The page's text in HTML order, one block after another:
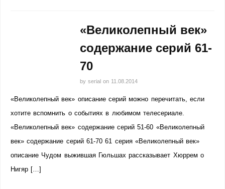
«Великолепный век»
содержание серий 61-
70
by serial on 11.08.2014
«Великолепный век» описание серий можно перечитать, если
хотите вспомнить о событиях в любимом телесериале.
«Великолепный век» содержание серий 51-60 «Великолепный
век» содержание серий 61-70 61 серия «Великолепный век»
описание Чудом выжившая Гюльшах рассказывает Хюррем о
Нигяр […]